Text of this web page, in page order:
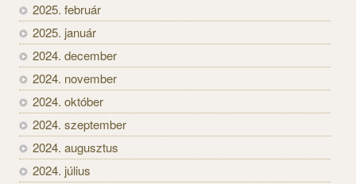
2025. február
2025. január
2024. december
2024. november
2024. október
2024. szeptember
2024. augusztus
2024. július